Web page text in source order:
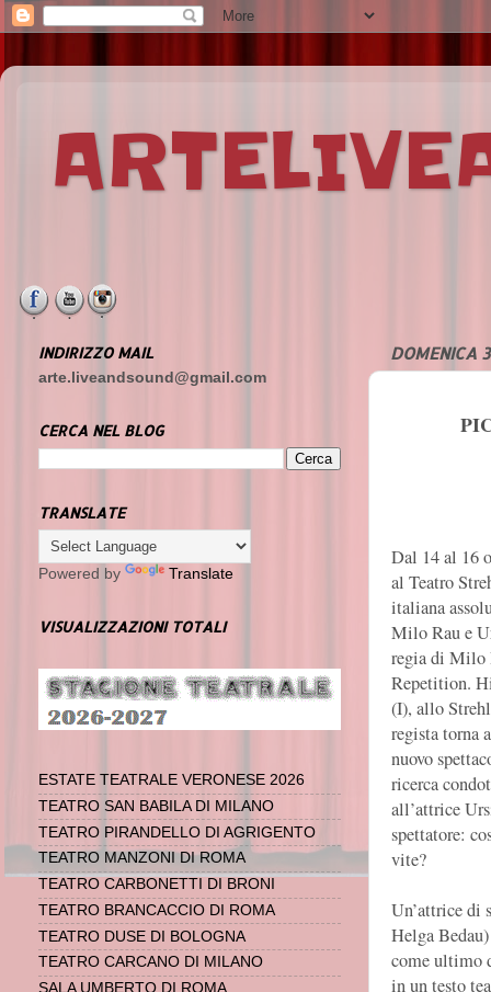
DOMENICA
Dal 14 al 16
al Teatro
italiana
Milo Rau e
regia di Milo
Repetition.
(I), allo
regista torna
nuovo
ricerca
all’attrice
spettatore:
vite?
Un’attrice di
Helga
come ultimo
in un testo
INDIRIZZO MAIL
arte.liveandsound@gmail.com
CERCA NEL BLOG
TRANSLATE
Powered by Translate
VISUALIZZAZIONI TOTALI
ESTATE TEATRALE VERONESE 2026
TEATRO SAN BABILA DI MILANO
TEATRO PIRANDELLO DI AGRIGENTO
TEATRO MANZONI DI ROMA
TEATRO CARBONETTI DI BRONI
TEATRO BRANCACCIO DI ROMA
TEATRO DUSE DI BOLOGNA
TEATRO CARCANO DI MILANO
SALA UMBERTO DI ROMA